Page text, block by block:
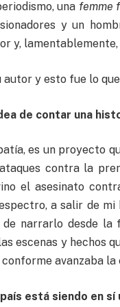
una femme
y un
y,
y esto fue lo
de contar una
es un proyecto
contra la
el asesinato
a salir de
de narrarlo desde
escenas y hechos
conforme avanzaba
está siendo en